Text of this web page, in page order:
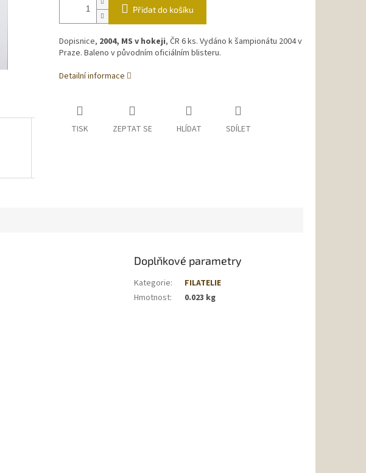
Přidat do košíku
Dopisnice, 2004, MS v hokeji, ČR 6 ks. Vydáno k šampionátu 2004 v
Praze. Baleno v původním oficiálním blisteru.
Detailní informace
TISK ZEPTAT SE HLÍDAT SDÍLET
Doplňkové parametry
Kategorie:
FILATELIE
Hmotnost: 0.023 kg